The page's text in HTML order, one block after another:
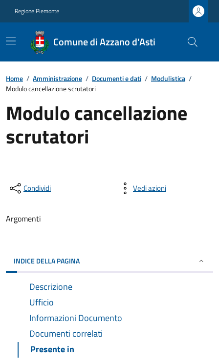
Regione Piemonte
Comune di Azzano d'Asti
Home / Amministrazione / Documenti e dati / Modulistica /
Modulo cancellazione scrutatori
Modulo cancellazione
scrutatori
Condividi Vedi azioni
Argomenti
INDICE DELLA PAGINA
Descrizione
Ufficio
Informazioni Documento
Documenti correlati
Presente in